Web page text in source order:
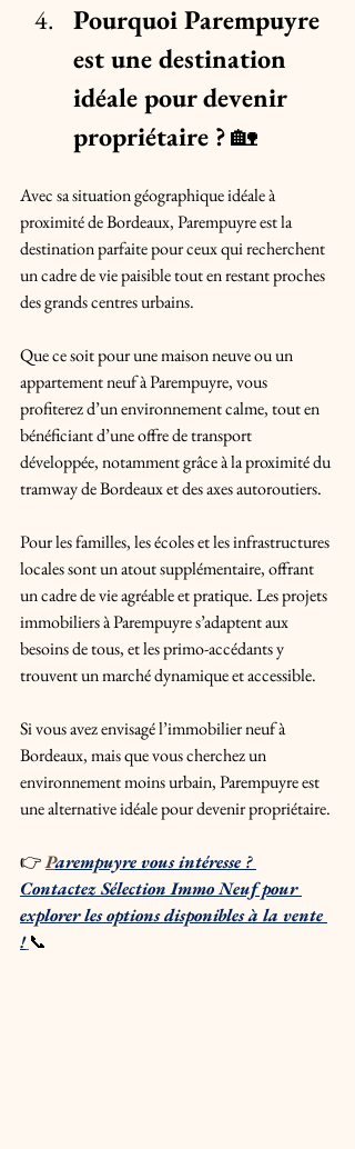
Pourquoi Parempuyre
est une destination
idéale pour devenir
propriétaire ? 🏡
Avec sa situation géographique idéale à
proximité de Bordeaux, Parempuyre est la
destination parfaite pour ceux qui recherchent
un cadre de vie paisible tout en restant proches
des grands centres urbains.
Que ce soit pour une maison neuve ou un
appartement neuf à Parempuyre, vous
profiterez d’un environnement calme, tout en
bénéficiant d’une offre de transport
développée, notamment grâce à la proximité du
tramway de Bordeaux et des axes autoroutiers.
Pour les familles, les écoles et les infrastructures
locales sont un atout supplémentaire, offrant
un cadre de vie agréable et pratique. Les projets
immobiliers à Parempuyre s’adaptent aux
besoins de tous, et les primo-accédants y
trouvent un marché dynamique et accessible.
Si vous avez envisagé l’immobilier neuf à
Bordeaux, mais que vous cherchez un
environnement moins urbain, Parempuyre est
une alternative idéale pour devenir propriétaire.
👉 Parempuyre vous intéresse ?
Contactez Sélection Immo Neuf pour
explorer les options disponibles à la vente
! 📞